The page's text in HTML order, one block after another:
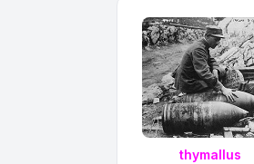
thymallus